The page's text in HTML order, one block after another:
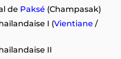
de Paksé (Champasak)
I (Vientiane /
II